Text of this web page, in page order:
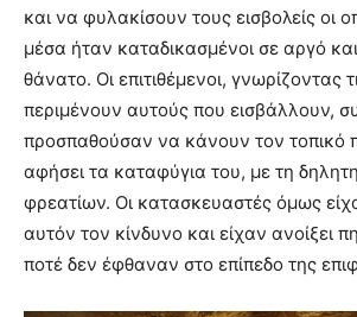
και να φυλακίσουν τους εισβολείς οι
μέσα ήταν καταδικασμένοι σε αργό
θάνατο. Οι επιτιθέμενοι, γνωρίζοντας
περιμένουν αυτούς που εισβάλλουν,
προσπαθούσαν να κάνουν τον τοπικό
αφήσει τα καταφύγια του, με τη
φρεατίων. Οι κατασκευαστές όμως
αυτόν τον κίνδυνο και είχαν ανοίξει
ποτέ δεν έφθαναν στο επίπεδο της